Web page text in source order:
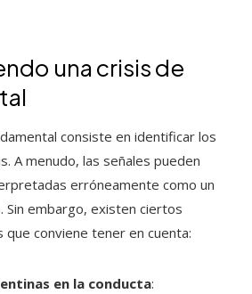
una crisis de
consiste en identificar los
A menudo, las señales pueden
erróneamente como un
Sin embargo, existen ciertos
que conviene tener en cuenta:
en la conducta: